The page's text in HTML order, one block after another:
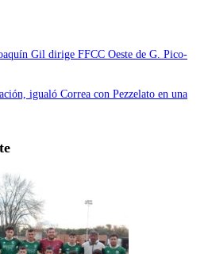
Gil dirige FFCC Oeste de G. Pico-
igualó Correa con Pezzelato en una